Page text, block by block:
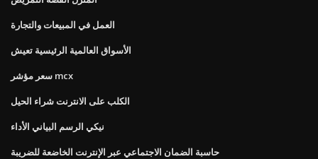
العمل في المبيعات والتجارة
الأسواق العالمية الرئيسية تعيش
سعر مؤشر mcx
الكلب على الانترنت شراء الحيل
نيكي الرسم البياني الأداء
حاسبة الضمان الاجتماعي عبر الإنترنت الخاضعة للضريبة